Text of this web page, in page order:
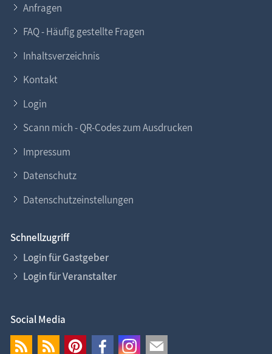
Anfragen
FAQ - Häufig gestellte Fragen
Inhaltsverzeichnis
Kontakt
Login
Scann mich - QR-Codes zum Ausdrucken
Impressum
Datenschutz
Datenschutzeinstellungen
Schnellzugriff
Login für Gastgeber
Login für Veranstalter
Social Media